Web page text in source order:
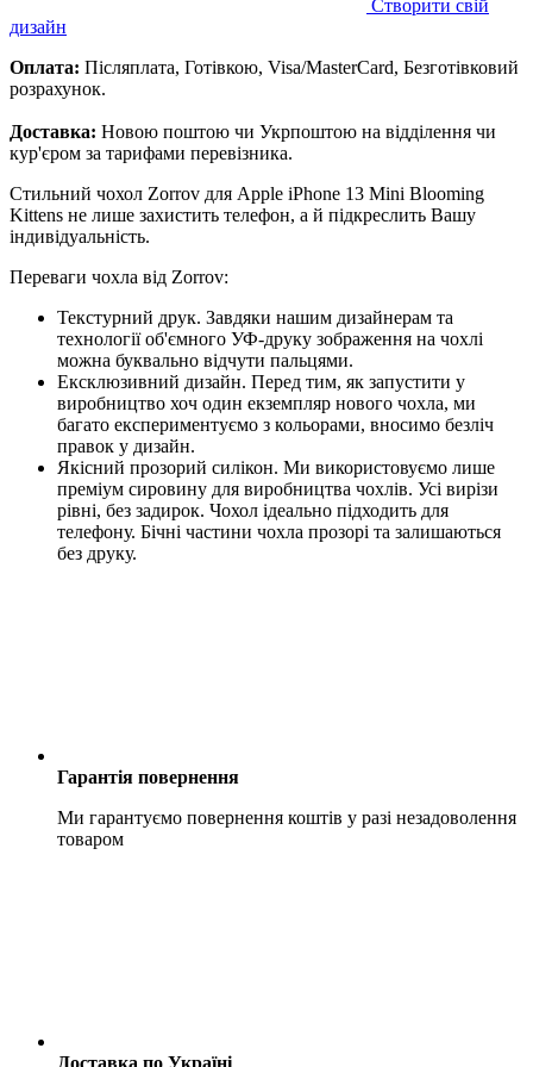
Створити свій
дизайн
Оплата: Післяплата, Готівкою, Visa/MasterCard, Безготівковий
розрахунок.
Доставка: Новою поштою чи Укрпоштою на відділення чи
кур'єром за тарифами перевізника.
Стильний чохол Zorrov для Apple iPhone 13 Mini Blooming
Kittens не лише захистить телефон, а й підкреслить Вашу
індивідуальність.
Переваги чохла від Zorrov:
Текстурний друк. Завдяки нашим дизайнерам та
технології об'ємного УФ-друку зображення на чохлі
можна буквально відчути пальцями.
Ексклюзивний дизайн. Перед тим, як запустити у
виробництво хоч один екземпляр нового чохла, ми
багато експериментуємо з кольорами, вносимо безліч
правок у дизайн.
Якісний прозорий силікон. Ми використовуємо лише
преміум сировину для виробництва чохлів. Усі вирізи
рівні, без задирок. Чохол ідеально підходить для
телефону. Бічні частини чохла прозорі та залишаються
без друку.
Гарантія повернення
Ми гарантуємо повернення коштів у разі незадоволення
товаром
Доставка по Україні